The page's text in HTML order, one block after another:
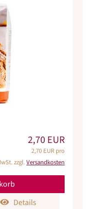
2,70 EUR
2,70 EUR pro
zzgl.Versandkosten
Details